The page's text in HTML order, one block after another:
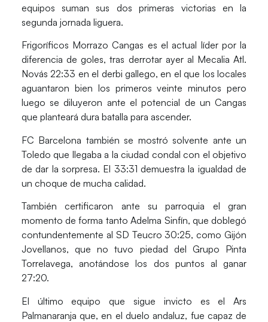
equipos suman sus dos primeras victorias en la
segunda jornada liguera.
Frigoríficos Morrazo Cangas es el actual líder por la
diferencia de goles, tras derrotar ayer al Mecalia Atl.
Novás 22:33 en el derbi gallego, en el que los locales
aguantaron bien los primeros veinte minutos pero
luego se diluyeron ante el potencial de un Cangas
que planteará dura batalla para ascender.
FC Barcelona también se mostró solvente ante un
Toledo que llegaba a la ciudad condal con el objetivo
de dar la sorpresa. El 33:31 demuestra la igualdad de
un choque de mucha calidad.
También certificaron ante su parroquia el gran
momento de forma tanto Adelma Sinfín, que doblegó
contundentemente al SD Teucro 30:25, como Gijón
Jovellanos, que no tuvo piedad del Grupo Pinta
Torrelavega, anotándose los dos puntos al ganar
27:20.
El último equipo que sigue invicto es el Ars
Palmanaranja que, en el duelo andaluz, fue capaz de